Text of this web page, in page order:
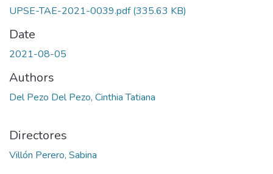
UPSE-TAE-2021-0039.pdf(335.63 KB)
Date
2021-08-05
Authors
Del Pezo Del Pezo, Cinthia Tatiana
Directores
Villón Perero, Sabina